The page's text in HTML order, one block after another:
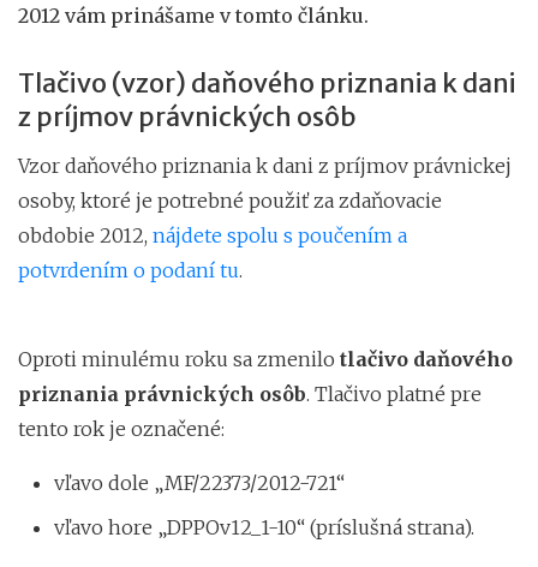
2012 vám prinášame v tomto článku.
Tlačivo (vzor) daňového priznania k dani
z príjmov právnických osôb
Vzor daňového priznania k dani z príjmov právnickej
osoby, ktoré je potrebné použiť za zdaňovacie
obdobie 2012, nájdete spolu s poučením a
potvrdením o podaní tu.
Oproti minulému roku sa zmenilo tlačivo daňového
priznania právnických osôb. Tlačivo platné pre
tento rok je označené:
vľavo dole „MF/22373/2012-721“
vľavo hore „DPPOv12_1-10“ (príslušná strana).